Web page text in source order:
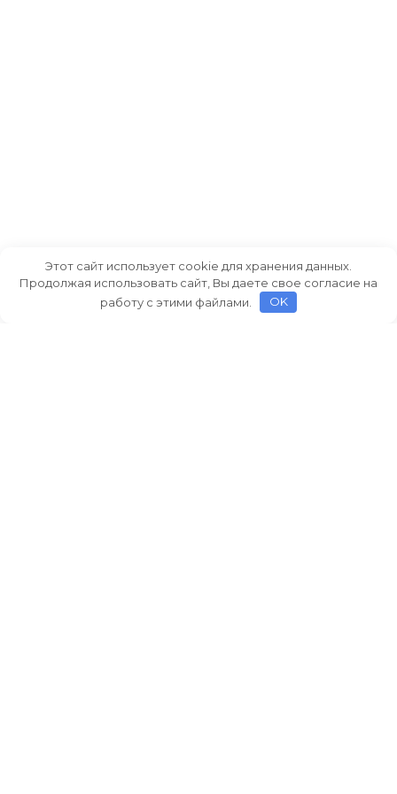
Этот сайт использует cookie для хранения данных.
Продолжая использовать сайт, Вы даете свое согласие на
работу с этими файлами.
OK